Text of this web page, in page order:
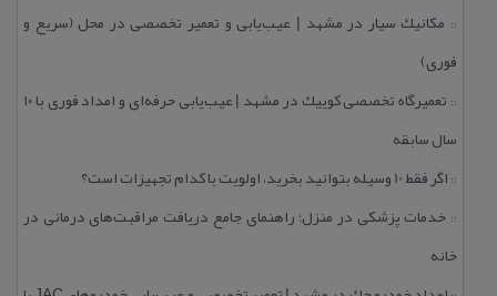
:: مكانیك سیار در مشهد | عیب‌یابی و تعمیر تخصصی در محل (سریع و
فوری)
::
تعمیرگاه تخصصی كوییك در مشهد | عیب‌یابی حرفه‌ای و امداد فوری با ۱۰
سال سابقه
:: اگر فقط 10 وسیله بتوانید بخرید، اولویت با كدام تجهیزات است؟
:: خدمات پزشكی در منزل؛ راهنمای جامع دریافت مراقبت‌های درمانی در
خانه